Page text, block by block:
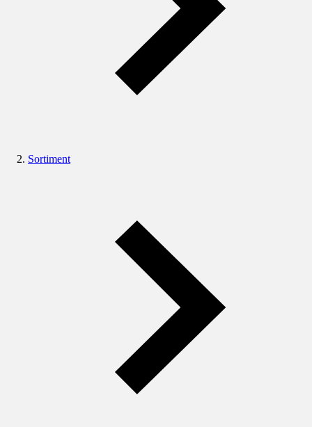
Sortiment